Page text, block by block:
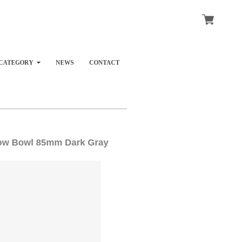
NEWS CONTACT
Bowl 85mm Dark Gray